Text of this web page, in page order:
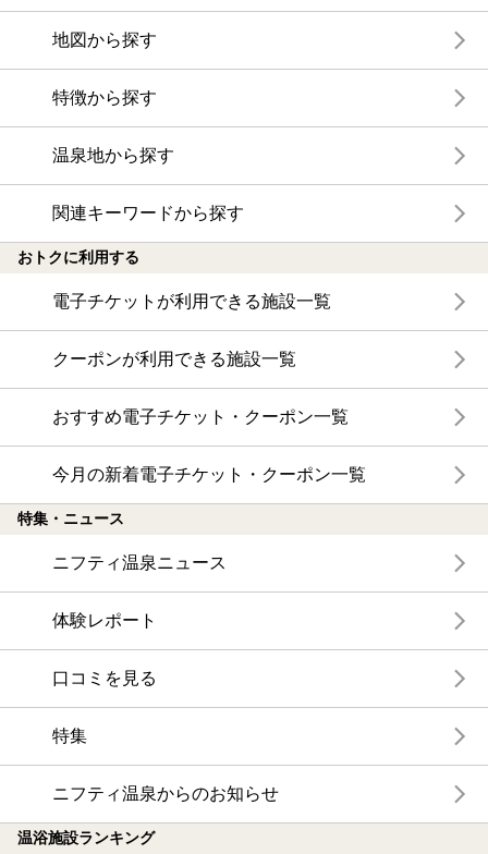
地図から探す
特徴から探す
温泉地から探す
関連キーワードから探す
おトクに利用する
電子チケットが利用できる施設一覧
クーポンが利用できる施設一覧
おすすめ電子チケット・クーポン一覧
今月の新着電子チケット・クーポン一覧
特集・ニュース
ニフティ温泉ニュース
体験レポート
口コミを見る
特集
ニフティ温泉からのお知らせ
温浴施設ランキング